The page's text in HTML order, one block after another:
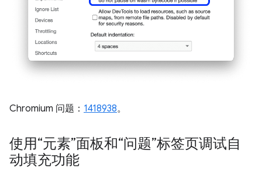
Chromium 问题： 1418938。
使用“元素”面板和“问题”标签页调试自
动填充功能